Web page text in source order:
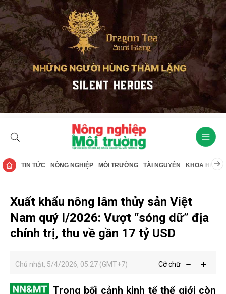
TIN TỨC NÔNG NGHIỆP MÔI TRƯỜNG TÀI NGUYÊN KHOA HỌC
Xuất khẩu nông lâm thủy sản Việt
Nam quý I/2026: Vượt “sóng dữ” địa
chính trị, thu về gần 17 tỷ USD
Chủ nhật, 5/4/2026, 05:27 (GMT+7) Cỡ chữ
Trong bối cảnh kinh tế thế giới còn